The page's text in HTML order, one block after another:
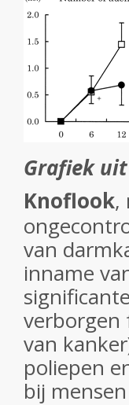
Grafiek
Knoflook,
van
inname
verborgen
van
poliepen
bij